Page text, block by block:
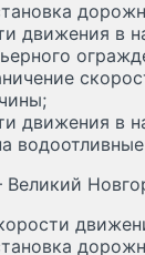
движения в
движения в